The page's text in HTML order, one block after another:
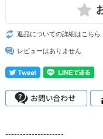
返品についての詳細はこちら
レビューはありません
--------------------